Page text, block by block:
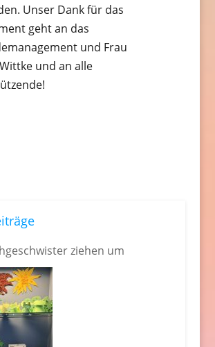
Unser Dank für das
geht an das
und Frau
und an alle
ziehen um